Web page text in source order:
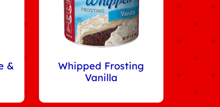
&
Whipped Frosting
Vanilla